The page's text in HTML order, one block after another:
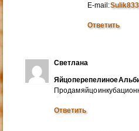
E-mail:
Ответить
Светлана
Яйцо перепелиное
Продам яйцо
Ответить